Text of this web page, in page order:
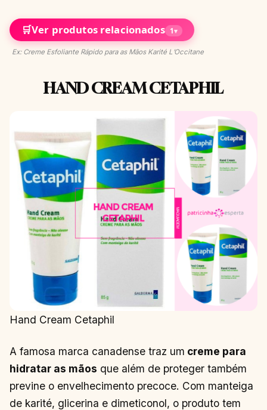
🛒Ver produtos relacionados 1▾
Ex: Creme Esfoliante Rápido para as Mãos Karité L’Occitane
HAND CREAM CETAPHIL
Hand Cream Cetaphil
A famosa marca canadense traz um creme para
hidratar as mãos que além de proteger também
previne o envelhecimento precoce. Com manteiga
de karité, glicerina e dimeticonol, o produto tem